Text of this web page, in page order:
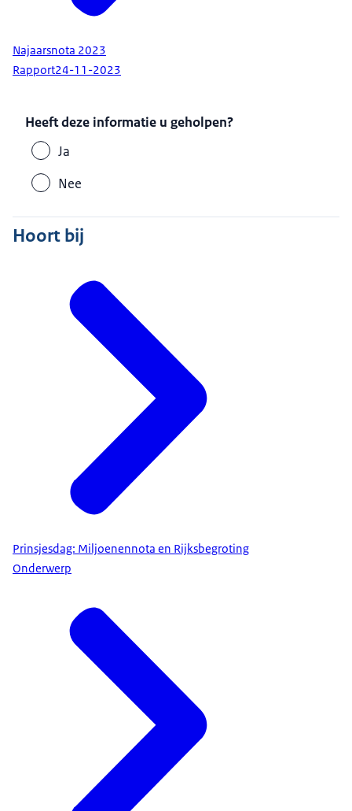
Najaarsnota 2023
Rapport24-11-2023
Heeft deze informatie u geholpen?
Ja
Nee
Hoort bij
Prinsjesdag: Miljoenennota en Rijksbegroting
Onderwerp